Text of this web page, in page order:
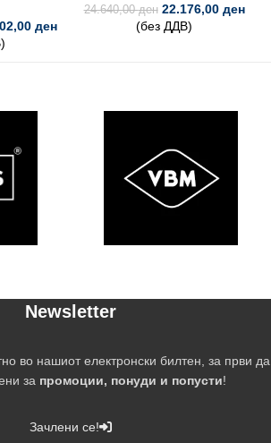
ден
24.640,00ден 22.176,00 ден
(без ДДВ)
Newsletter
во нашиот електронски билтен, за први да
за промоции, понуди и попусти!
Зачлени се!